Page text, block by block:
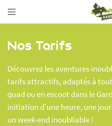

06 84 32 43 35
Contactez-
Par téléphone
06 84 32 43 35
Par mail
info@rando-escape.com
Sur nos réseaux :
Nos Tarifs
Découvrez les aventures
tarifs attractifs, adaptés à
quad ou en escoot dans le
initiation d'une heure, une
un week-end inoubliable !